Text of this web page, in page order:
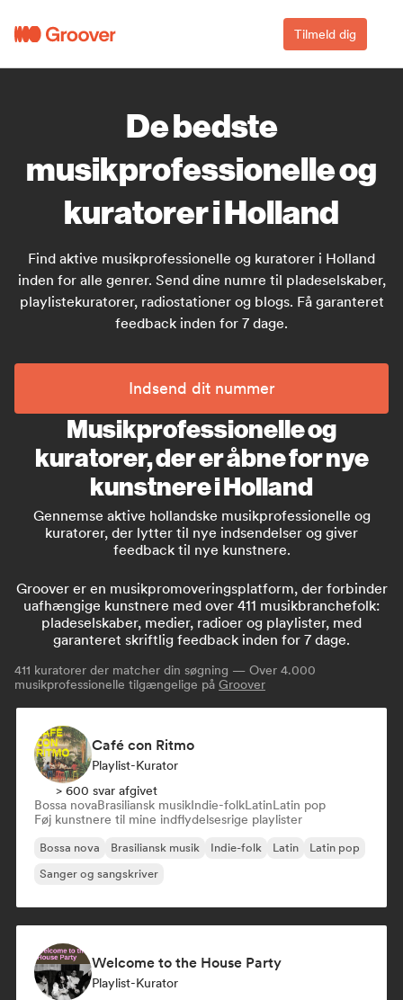
Tilmeld dig
De bedste
musikprofessionelle og
kuratorer i Holland
Find aktive musikprofessionelle og kuratorer i Holland
inden for alle genrer. Send dine numre til pladeselskaber,
playlistekuratorer, radiostationer og blogs. Få garanteret
feedback inden for 7 dage.
Indsend dit nummer
Musikprofessionelle og
kuratorer, der er åbne for nye
kunstnere i Holland
Gennemse aktive hollandske musikprofessionelle og
kuratorer, der lytter til nye indsendelser og giver
feedback til nye kunstnere.
Groover er en musikpromoveringsplatform, der forbinder
uafhængige kunstnere med over 411 musikbranchefolk:
pladeselskaber, medier, radioer og playlister, med
garanteret skriftlig feedback inden for 7 dage.
411 kuratorer der matcher din søgning — Over 4.000
musikprofessionelle tilgængelige på Groover
Café con Ritmo
Playlist-Kurator
> 600 svar afgivet
Bossa novaBrasiliansk musikIndie-folkLatinLatin pop
Føj kunstnere til mine indflydelsesrige playlister
Bossa nova Brasiliansk musik Indie-folk Latin
Latin pop
Sanger og sangskriver
Welcome to the House Party
Playlist-Kurator